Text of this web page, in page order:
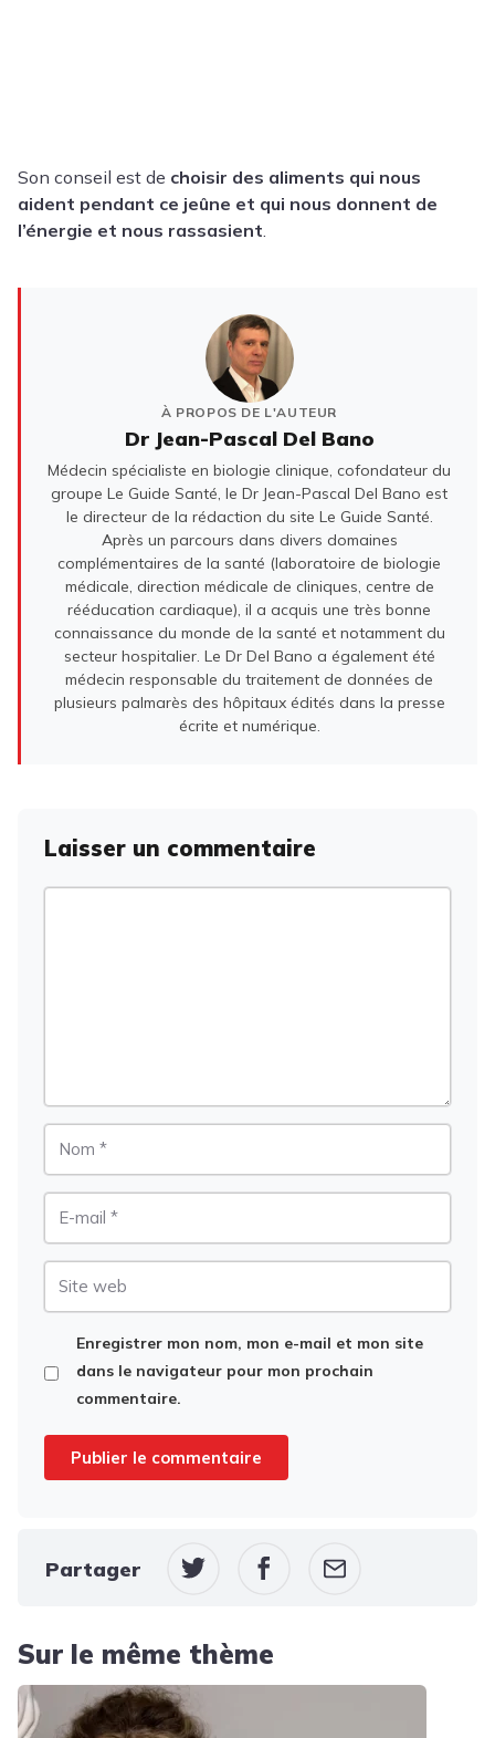
Son conseil est de choisir des aliments qui nous
aident pendant ce jeûne et qui nous donnent de
l’énergie et nous rassasient.
À PROPOS DE L'AUTEUR
Dr Jean-Pascal Del Bano
Médecin spécialiste en biologie clinique, cofondateur du
groupe Le Guide Santé, le Dr Jean-Pascal Del Bano est
le directeur de la rédaction du site Le Guide Santé.
Après un parcours dans divers domaines
complémentaires de la santé (laboratoire de biologie
médicale, direction médicale de cliniques, centre de
rééducation cardiaque), il a acquis une très bonne
connaissance du monde de la santé et notamment du
secteur hospitalier. Le Dr Del Bano a également été
médecin responsable du traitement de données de
plusieurs palmarès des hôpitaux édités dans la presse
écrite et numérique.
Laisser un commentaire
Enregistrer mon nom, mon e-mail et mon site
dans le navigateur pour mon prochain
commentaire.
Partager
Sur le même thème